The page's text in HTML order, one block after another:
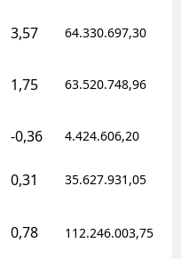
3,57 64.330.697,30
1,75 63.520.748,96
-0,36 4.424.606,20
0,31 35.627.931,05
0,78 112.246.003,75